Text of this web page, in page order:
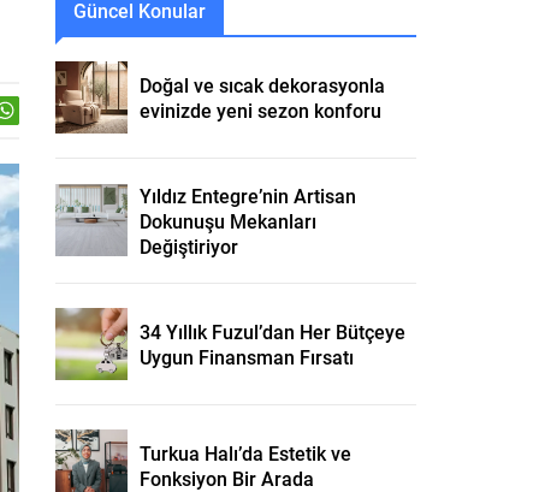
Güncel Konular
Doğal ve sıcak dekorasyonla
evinizde yeni sezon konforu
Yıldız Entegre’nin Artisan
Dokunuşu Mekanları
Değiştiriyor
34 Yıllık Fuzul’dan Her Bütçeye
Uygun Finansman Fırsatı
Turkua Halı’da Estetik ve
Fonksiyon Bir Arada